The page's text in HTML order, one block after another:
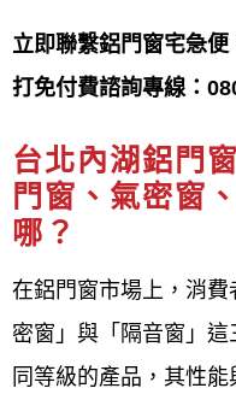
耐用度...等等多方面
以降低客戶成本，達到
未來鋁門窗工程宅急便
的需求，達到舒適、安
新的門窗資訊提供給客
待為客戶創造最舒適的
立即聯繫鋁門窗宅急便
打免付費諮詢專線：
台北內湖鋁門窗
門窗、氣密窗
哪？
在鋁門窗市場上，消
密窗」與「隔音窗」
同等級的產品，其性